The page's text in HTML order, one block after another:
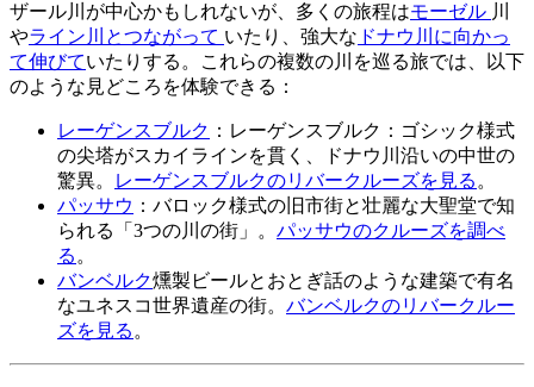
ザール川が中心かもしれないが、多くの旅程はモーゼル 川
やライン川とつながって いたり、強大な ドナウ川に向かっ
て伸びていたりする。これらの複数の川を巡る旅では、以下
のような見どころを体験できる：
レーゲンスブルク ：レーゲンスブルク：ゴシック様式
の尖塔がスカイラインを貫く、ドナウ川沿いの中世の
驚異。
レーゲンスブルクのリバークルーズを見る 。
パッサウ ：バロック様式の旧市街と壮麗な大聖堂で知
られる「3つの川の街」。 パッサウのクルーズを調べ
る 。
バンベルク燻製ビールとおとぎ話のような建築で有名
なユネスコ世界遺産の街。 バンベルクのリバークルー
ズを見る 。